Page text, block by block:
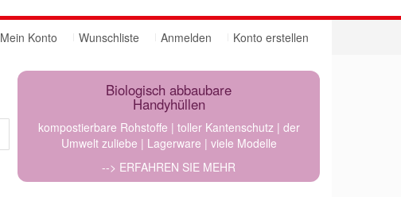
Mein Konto Wunschliste Anmelden Konto erstellen
Biologisch abbaubare
Handyhüllen
kompostierbare Rohstoffe | toller Kantenschutz | der
Umwelt zuliebe | Lagerware | viele Modelle
--> ERFAHREN SIE MEHR